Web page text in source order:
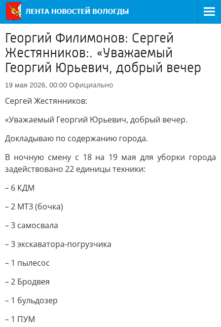
Георгий Филимонов: Сергей
Жестянников:. «Уважаемый
Георгий Юрьевич, добрый вечер
19 мая 2026, 00:00 Официально
Сергей Жестянников:
«Уважаемый Георгий Юрьевич, добрый вечер.
Докладываю по содержанию города.
В ночную смену с 18 на 19 мая для уборки города
задействовано 22 единицы техники:
– 6 КДМ
– 2 МТЗ (бочка)
– 3 самосвала
– 3 экскаватора-погрузчика
– 1 пылесос
– 2 Бродвея
– 1 бульдозер
– 1 ПУМ